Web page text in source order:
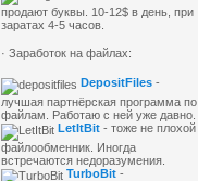
продают буквы. 10-12$ в день, при
заратах 4-5 часов.
· Заработок на файлах:
DepositFiles -
лучшая партнёрская программа по
файлам. Работаю с ней уже давно.
LetItBit - тоже не плохой
файлообменник. Иногда
встречаются недоразумения.
TurboBit -